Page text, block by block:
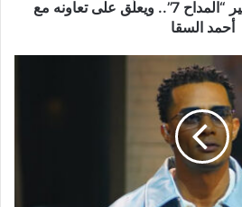
حمادة هلال يحسم مصير “المداح 7”.. ويعلّق على تعاونه مع
أحمد السقا